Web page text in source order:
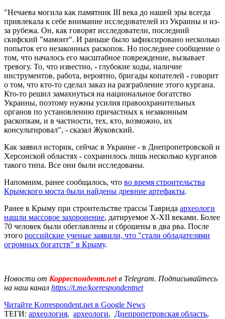
"Нечаева могила как памятник III века до нашей эры всегда
привлекала к себе внимание исследователей из Украины и из-
за рубежа. Он, как говорят исследователи, последний
скифский "мамонт". И раньше было зафиксировано несколько
попыток его незаконных раскопок. Но последнее сообщение о
том, что началось его масштабное повреждение, вызывает
тревогу. То, что известно, - глубокие ходы, наличие
инструментов, работа, вероятно, бригады копателей - говорит
о том, что кто-то сделал заказ на разграбление этого кургана.
Кто-то решил замахнуться на национальное богатство
Украины, поэтому нужны усилия правоохранительных
органов по установлению причастных к незаконным
раскопкам, и в частности, тех, кто, возможно, их
консультировал", - сказал Жуковский.
Как заявил историк, сейчас в Украине - в Днепропетровской и
Херсонской областях - сохранилось лишь несколько курганов
такого типа. Все они были исследованы.
Напомним, ранее сообщалось, что во время строительства
Крымского моста были найдены древние артефакты.
Ранее в Крыму при строительстве трассы Таврида археологи
нашли массовое захоронение, датируемое X-XII веками. Более
70 человек были обеглавлены и сброшены в два рва. После
этого российские ученые заявили, что "стали обладателями
огромных богатств" в Крыму.
Новости от Корреспондент.netв Telegram. Подписывайтесь
на наш канал https://t.me/korrespondentnet
Читайте Korrespondent.net в Google News
ТЕГИ: археология, археологи, Днепропетровская область,